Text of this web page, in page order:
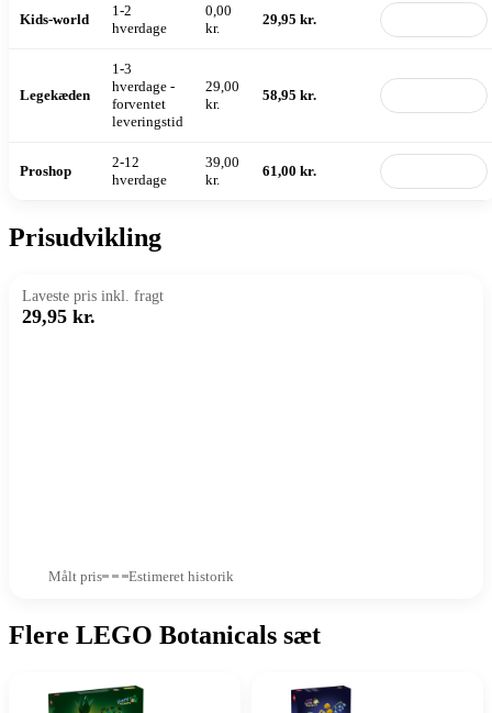
Kids-world
1-2
hverdage
0,00
kr.
29,95 kr.
Legekæden
1-3
hverdage -
forventet
leveringstid
29,00
kr.
58,95 kr.
Proshop
2-12
hverdage
39,00
kr.
61,00 kr.
Prisudvikling
Laveste pris inkl. fragt
29,95 kr.
Målt pris Estimeret historik
Flere LEGO Botanicals sæt